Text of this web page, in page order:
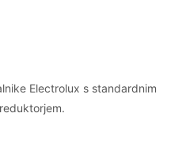
Electrolux s standardnim